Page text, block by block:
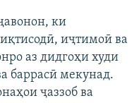
ки
иҷтимоӣ ва
аз дидгоҳи худи
баррасӣ мекунад.
ҷаззоб ва